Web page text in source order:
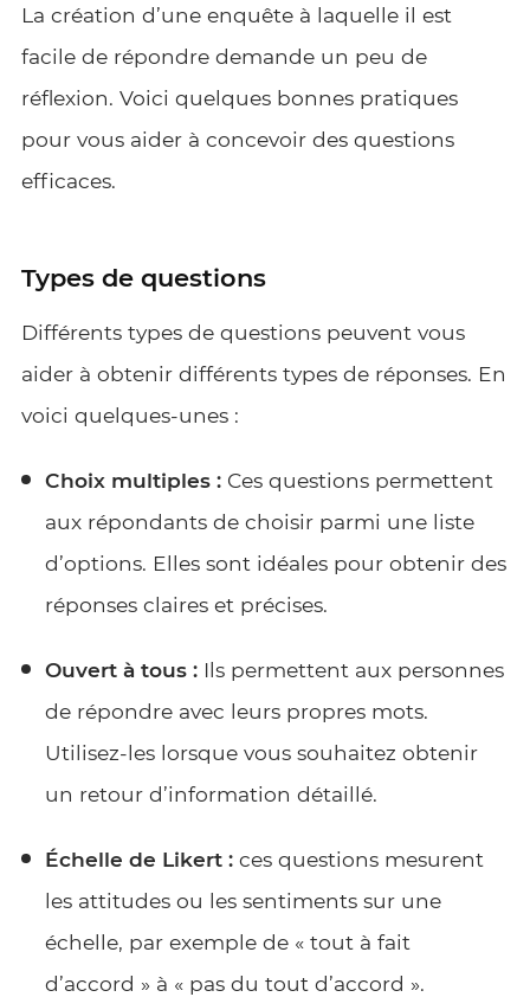
La création d’une enquête à laquelle il est
facile de répondre demande un peu de
réflexion. Voici quelques bonnes pratiques
pour vous aider à concevoir des questions
efficaces.
Types de questions
Différents types de questions peuvent vous
aider à obtenir différents types de réponses. En
voici quelques-unes :
Choix multiples : Ces questions permettent
aux répondants de choisir parmi une liste
d’options. Elles sont idéales pour obtenir des
réponses claires et précises.
Ouvert à tous : Ils permettent aux personnes
de répondre avec leurs propres mots.
Utilisez-les lorsque vous souhaitez obtenir
un retour d’information détaillé.
Échelle de Likert :ces questions mesurent
les attitudes ou les sentiments sur une
échelle, par exemple de « tout à fait
d’accord » à « pas du tout d’accord ».